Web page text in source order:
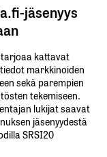
jäsenyys
kattavat
markkinoiden
sekä parempien
tekemiseen.
lukijat saavat
jäsenyydestä
SRSI20